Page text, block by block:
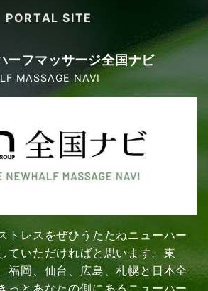
PORTAL SITE
ーフマッサージ全国ナビ
MASSAGE NAVI
トレスをぜひうたたねニューハー
ていただければと思います。東
福岡、仙台、広島、札幌と日本全